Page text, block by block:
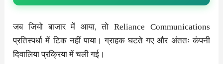
जब जियो बाजार में आया, तो Reliance Communications
प्रतिस्पर्धा में टिक नहीं पाया। ग्राहक घटते गए और अंततः कंपनी
दिवालिया प्रक्रिया में चली गई।